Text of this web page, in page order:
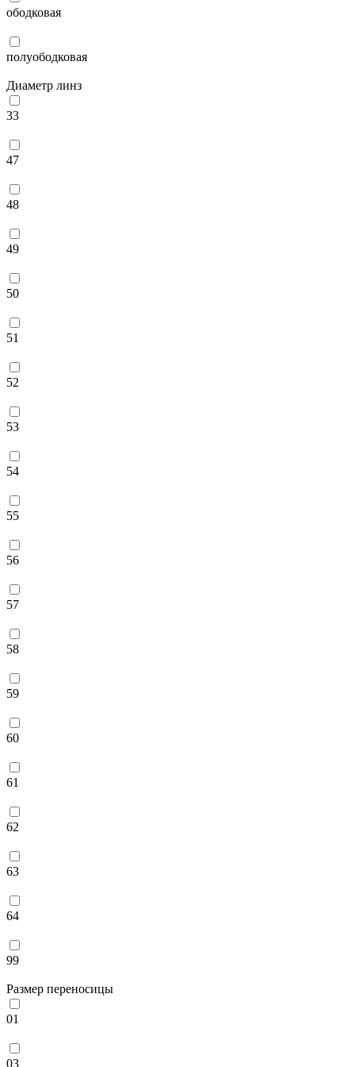
ободковая
полуободковая
Диаметр линз
33
47
48
49
50
51
52
53
54
55
56
57
58
59
60
61
62
63
64
99
Размер переносицы
01
03